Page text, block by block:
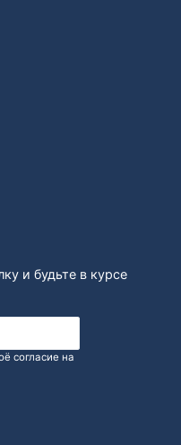
и будьте в курсе
согласие на